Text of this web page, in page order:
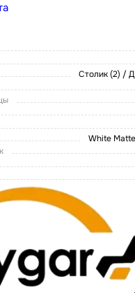
Столик (2) /
White